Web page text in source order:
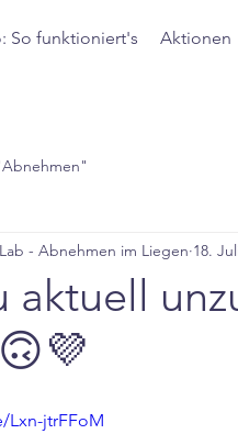
So funktioniert's Aktionen
aktuell
- Abnehmen im Liegen 18.
Lxn-jtrFFoM